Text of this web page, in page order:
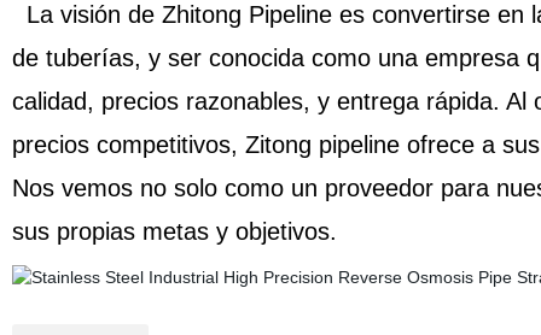
La visión de Zhitong Pipeline es convertirse
de tuberías, y ser conocida como una empresa
calidad, precios razonables, y entrega rápida.
precios competitivos, Zitong pipeline ofrece a
Nos vemos no solo como un proveedor para
sus propias metas y objetivos.